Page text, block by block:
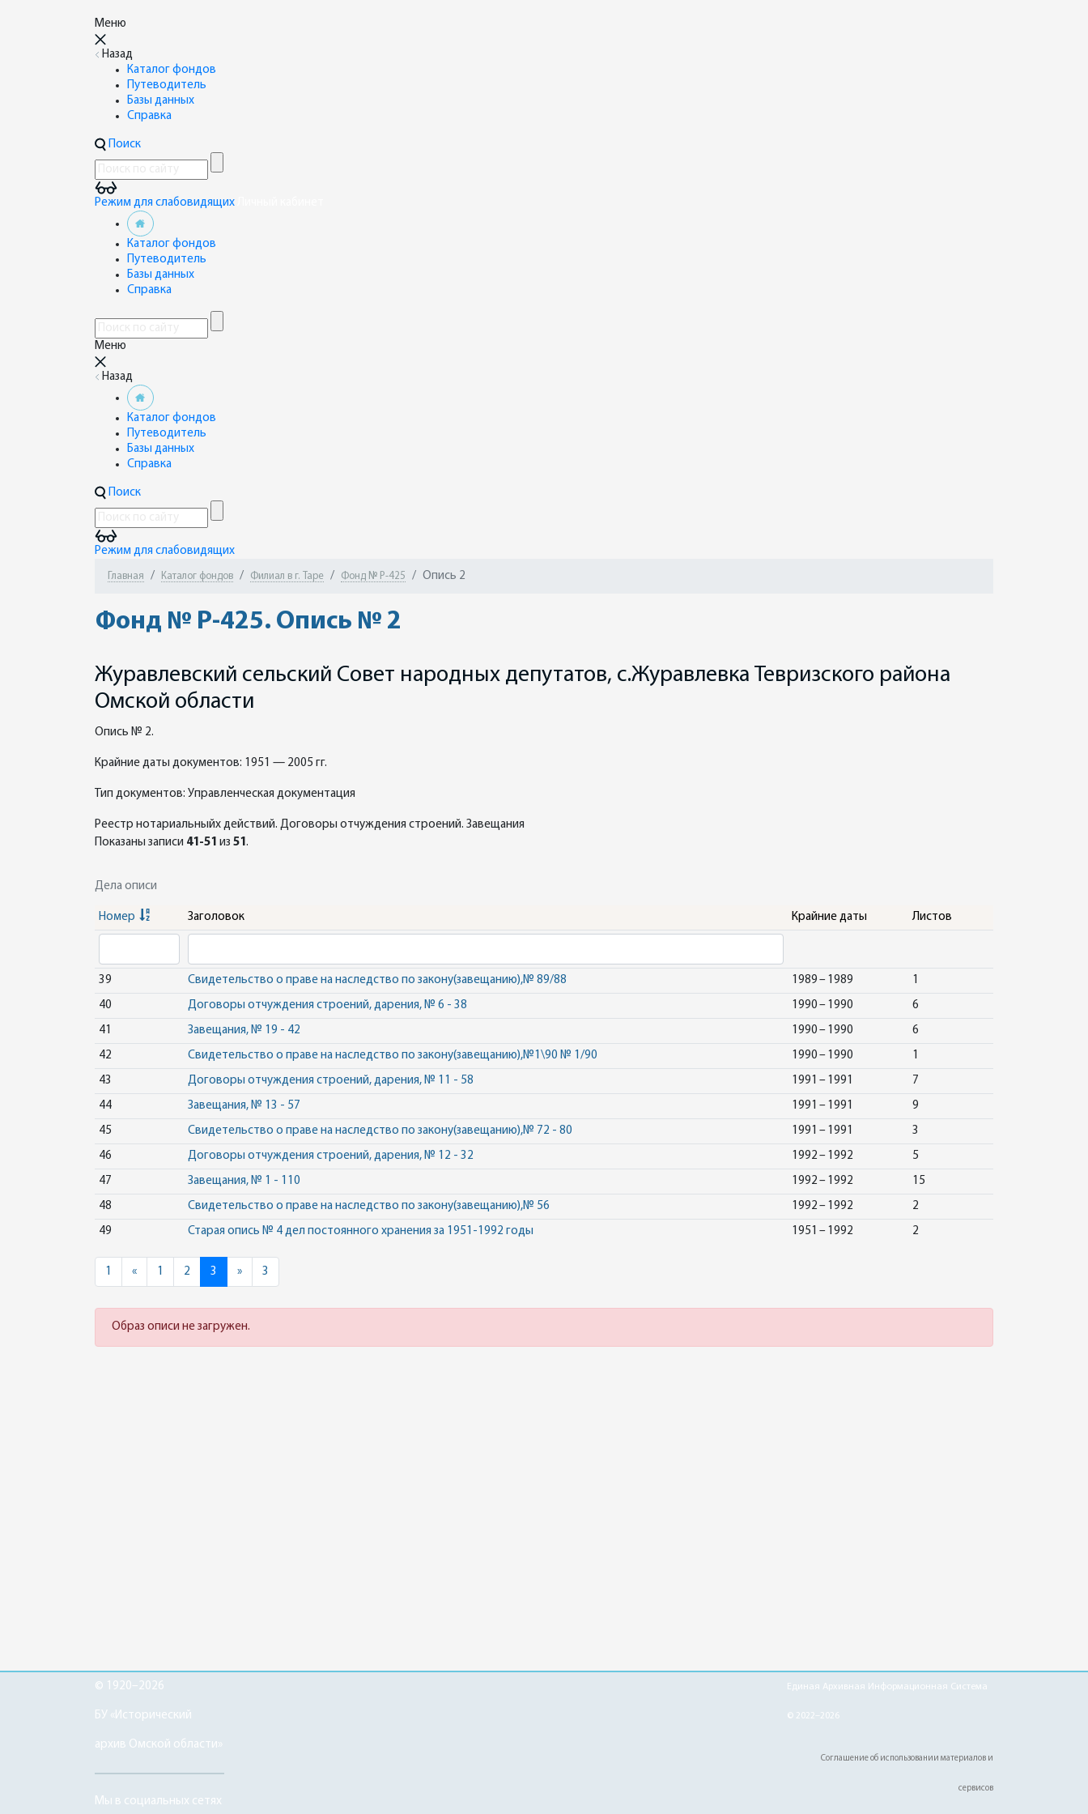
Меню
Назад
Каталог фондов
Путеводитель
Базы данных
Справка
Поиск
Режим для слабовидящих
Каталог фондов
Путеводитель
Базы данных
Справка
Меню
Назад
Каталог фондов
Путеводитель
Базы данных
Справка
Поиск
Режим для слабовидящих
Главная Каталог фондов Филиал в г. Таре Фонд № Р-425 Опись 2
Фонд № Р-425. Опись № 2
Журавлевский сельский Совет народных депутатов, с.Журавлевка Тевризского района
Омской области
Опись № 2.
Крайние даты документов: 1951 — 2005 гг.
Тип документов: Управленческая документация
Реестр нотариальныйх действий. Договоры отчуждения строений. Завещания
Показаны записи 41-51 из 51.
Дела описи
Номер Заголовок Крайние даты Листов
39 Свидетельство о праве на наследство по закону(завещанию),№ 89/88 1989 – 1989 1
40 Договоры отчуждения строений, дарения, № 6 - 38 1990 – 1990 6
41 Завещания, № 19 - 42 1990 – 1990 6
42 Свидетельство о праве на наследство по закону(завещанию),№1\90 № 1/90 1990 – 1990 1
43 Договоры отчуждения строений, дарения, № 11 - 58 1991 – 1991 7
44 Завещания, № 13 - 57 1991 – 1991 9
45 Свидетельство о праве на наследство по закону(завещанию),№ 72 - 80 1991 – 1991 3
46 Договоры отчуждения строений, дарения, № 12 - 32 1992 – 1992 5
47 Завещания, № 1 - 110 1992 – 1992 15
48 Свидетельство о праве на наследство по закону(завещанию),№ 56 1992 – 1992 2
49 Старая опись № 4 дел постоянного хранения за 1951-1992 годы 1951 – 1992 2
1 «Previous
1 2 3 »Next3
Образ описи не загружен.
© 1920–2026
БУ «Исторический
архив Омской области»
Мы в социальных сетях
Единая Архивная Информационная Система
© 2022–2026
Соглашение об использовании материалов и
сервисов